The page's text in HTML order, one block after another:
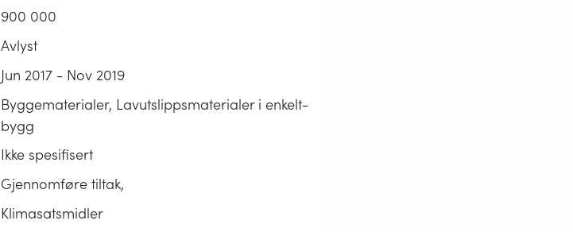
900 000
Avlyst
Jun 2017 - Nov 2019
Byggematerialer, Lavutslippsmaterialer i enkelt-
bygg
Ikke spesifisert
Gjennomføre tiltak,
Klimasatsmidler